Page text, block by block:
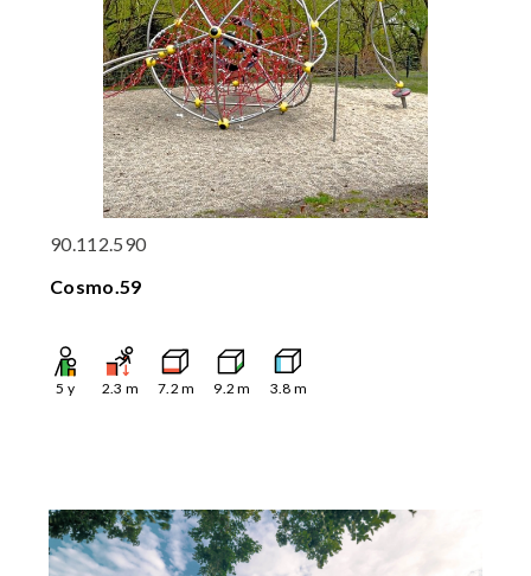
90.112.590
Cosmo.59
5 y 2.3 m 7.2 m 9.2 m 3.8 m